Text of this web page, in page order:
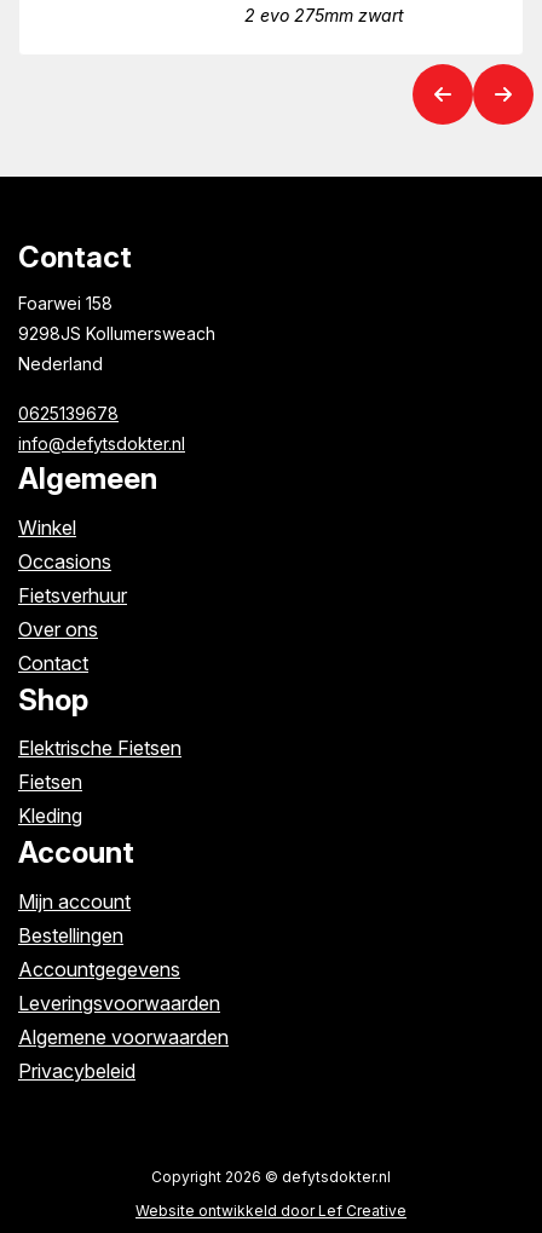
2 evo 275mm zwart
Contact
Foarwei 158
9298JS Kollumersweach
Nederland
0625139678
info@defytsdokter.nl
Algemeen
Winkel
Occasions
Fietsverhuur
Over ons
Contact
Shop
Elektrische Fietsen
Fietsen
Kleding
Account
Mijn account
Bestellingen
Accountgegevens
Leveringsvoorwaarden
Algemene voorwaarden
Privacybeleid
Copyright 2026 © defytsdokter.nl
Website ontwikkeld door Lef Creative